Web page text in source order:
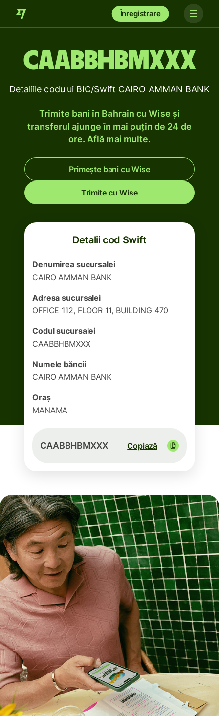
Înregistrare
CAABBHBMXXX
Detaliile codului BIC/Swift CAIRO AMMAN BANK
Trimite bani în Bahrain cu Wise și
transferul ajunge în mai puțin de 24 de
ore. Află mai multe.
Primește bani cu Wise
Trimite cu Wise
Detalii cod Swift
Denumirea sucursalei
CAIRO AMMAN BANK
Adresa sucursalei
OFFICE 112, FLOOR 11, BUILDING 470
Codul sucursalei
CAABBHBMXXX
Numele băncii
CAIRO AMMAN BANK
Oraș
MANAMA
CAABBHBMXXX Copiază